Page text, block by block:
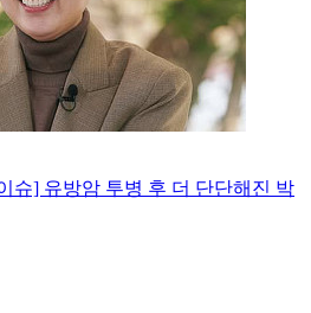
슈] 유방암 투병 후 더 단단해진 박